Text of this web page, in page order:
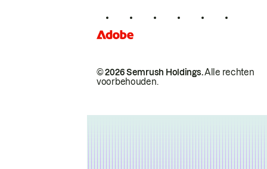
© 2026 Semrush Holdings.Alle rechten
voorbehouden.